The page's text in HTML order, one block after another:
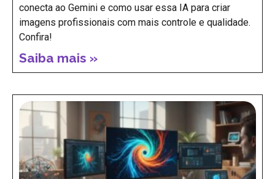
conecta ao Gemini e como usar essa IA para criar
imagens profissionais com mais controle e qualidade.
Confira!
Saiba mais »